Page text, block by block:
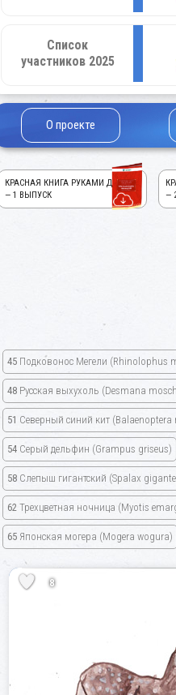
Список
участников 2025
О проекте
КРАСНАЯ КНИГА РУКАМИ ДЕТЕЙ!
— 1 ВЫПУСК
—
45 Подковонос Мегели (Rhinolophus
48 Русская выхухоль (Desmana
51 Северный синий кит (Balaenoptera
54 Серый дельфин (Grampus griseus)
58 Слепыш гигантский (Spalax
62 Трехцветная ночница (Myotis
65 Японская могера (Mogera wogura)
8